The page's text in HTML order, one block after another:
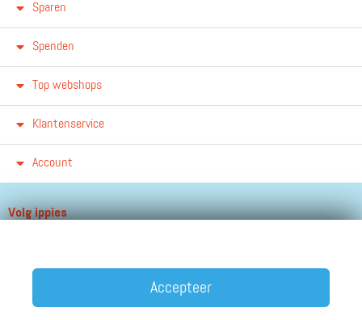
Sparen
Spenden
Top webshops
Klantenservice
Account
Volg ippies
Accepteer